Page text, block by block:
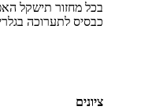
בכל מחזור תישקל
כבסיס לתערוכה
ציונים